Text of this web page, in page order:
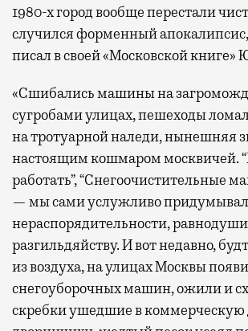
1980-х город вообще перестали
случился форменный
писал в своей «Московской
«Сшибались машины на
сугробами улицах, пешеходы
на тротуарной наледи, нынешняя
настоящим кошмаром москвичей.
работать”, “Снегоочистительные
— мы сами услужливо
нераспорядительности,
разгильдяйству. И вот недавно,
из воздуха, на улицах Москвы
снегоуборочных машин, ожили и
скребки ушедшие в коммерческую